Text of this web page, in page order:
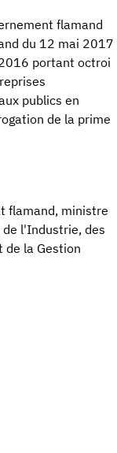
flamand
du 12 mai 2017
portant octroi
publics en
de la prime
flamand, ministre
l'Industrie, des
de la Gestion